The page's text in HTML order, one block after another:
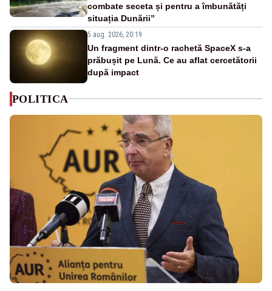
combate seceta și pentru a îmbunătăți
situația Dunării”
5 aug. 2026, 20:19
Un fragment dintr-o rachetă SpaceX s-a
prăbușit pe Lună. Ce au aflat cercetătorii
după impact
POLITICA